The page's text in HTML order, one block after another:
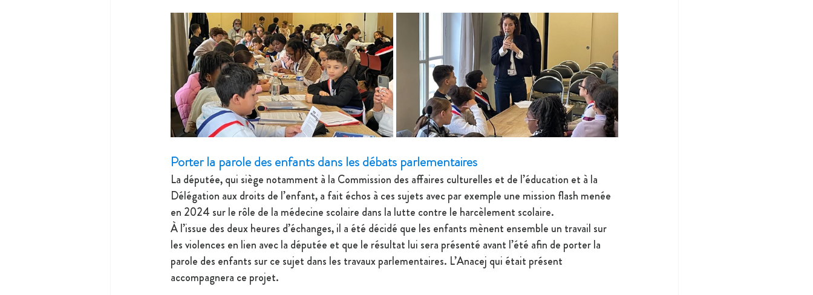
Porter la parole des enfants dans les débats parlementaires
La députée, qui siège notamment à la Commission des affaires culturelles et de l’éducation et à la
Délégation aux droits de l’enfant, a fait échos à ces sujets avec par exemple une mission flash menée
en 2024 sur le rôle de la médecine scolaire dans la lutte contre le harcèlement scolaire.
À l’issue des deux heures d’échanges, il a été décidé que les enfants mènent ensemble un travail sur
les violences en lien avec la députée et que le résultat lui sera présenté avant l’été afin de porter la
parole des enfants sur ce sujet dans les travaux parlementaires. L’Anacej qui était présent
accompagnera ce projet.